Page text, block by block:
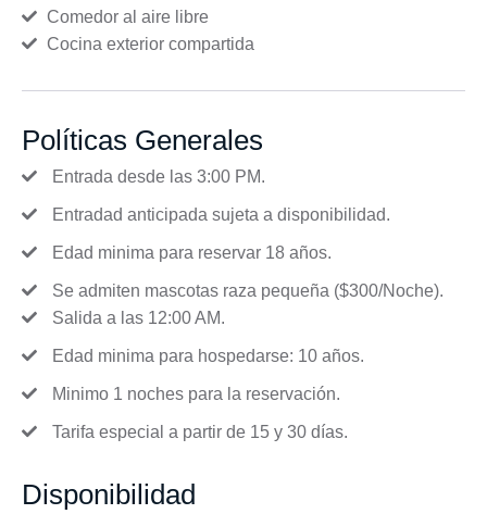
Comedor al aire libre
Cocina exterior compartida
Políticas Generales
Entrada desde las 3:00 PM.
Entradad anticipada sujeta a disponibilidad.
Edad minima para reservar 18 años.
Se admiten mascotas raza pequeña ($300/Noche).
Salida a las 12:00 AM.
Edad minima para hospedarse: 10 años.
Minimo 1 noches para la reservación.
Tarifa especial a partir de 15 y 30 días.
Disponibilidad